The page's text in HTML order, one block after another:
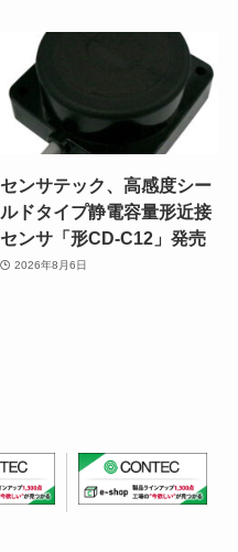
センサテック、高感度シー
ルドタイプ静電容量形近接
センサ「形CD-C12」発売
2026年8月6日